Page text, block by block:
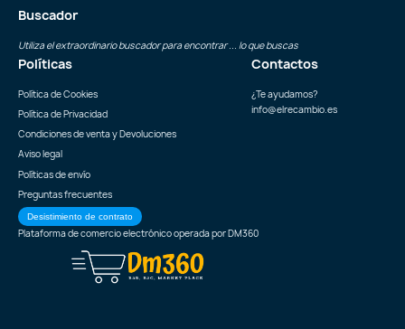
Buscador
Utiliza el extraordinario buscador para encontrar ... lo que buscas
Políticas
Política de Cookies
Política de Privacidad
Condiciones de venta y Devoluciones
Aviso legal
Políticas de envío
Preguntas frecuentes
Desistimiento de contrato
Contactos
¿Te ayudamos?
info@elrecambio.es
Plataforma de comercio electrónico operada porDM360